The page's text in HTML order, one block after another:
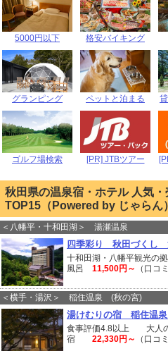
5000円以下 格安バイキング
グランピング ペットと泊まる
ゴルフ場検索 [PR] JTBツアー
秋田県の温泉宿・ホテル 人気
TOP15（Powered by じゃらん）
＜八幡平・十和田湖＞ 湯瀬温泉
四季彩り 秋田づくし
十和田湖・八幡平観光の
風呂 11,500円～ （口コミ
＜横手・湯沢＞ 稲住温泉 (秋の宮)
湯けむりの宿 稲住温泉
食事評価4.8以上 大人
宿 22,330円～ （口コミ